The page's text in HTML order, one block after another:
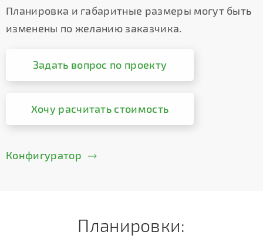
Планировка и габаритные размеры могут быть
изменены по желанию заказчика.
Задать вопрос по проекту
Хочу расчитать стоимость
Конфигуратор
Планировки: